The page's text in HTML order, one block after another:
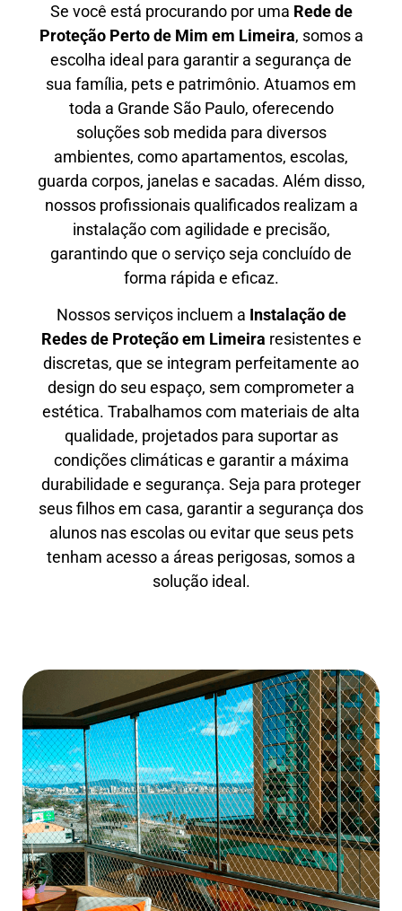
Se você está procurando por uma Rede de
Proteção Perto de Mim em Limeira, somos a
escolha ideal para garantir a segurança de
sua família, pets e patrimônio. Atuamos em
toda a Grande São Paulo, oferecendo
soluções sob medida para diversos
ambientes, como apartamentos, escolas,
guarda corpos, janelas e sacadas. Além disso,
nossos profissionais qualificados realizam a
instalação com agilidade e precisão,
garantindo que o serviço seja concluído de
forma rápida e eficaz.
Nossos serviços incluem a Instalação de
Redes de Proteção em Limeira resistentes e
discretas, que se integram perfeitamente ao
design do seu espaço, sem comprometer a
estética. Trabalhamos com materiais de alta
qualidade, projetados para suportar as
condições climáticas e garantir a máxima
durabilidade e segurança. Seja para proteger
seus filhos em casa, garantir a segurança dos
alunos nas escolas ou evitar que seus pets
tenham acesso a áreas perigosas, somos a
solução ideal.